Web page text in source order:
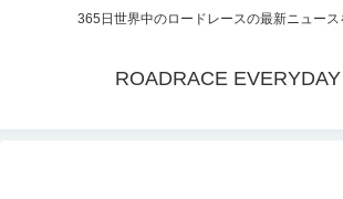
365日世界中のロードレースの最新ニュース
ROADRACE EVERYDAY